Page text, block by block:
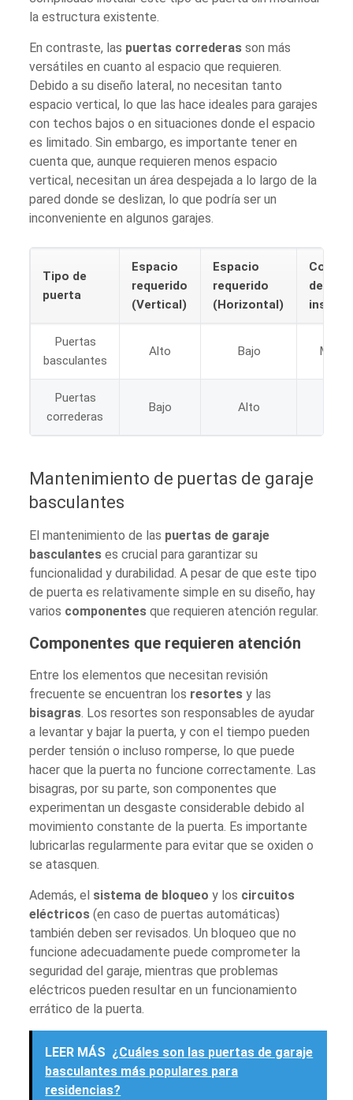
la estructura existente.
En contraste, las puertas correderas son más
versátiles en cuanto al espacio que requieren.
Debido a su diseño lateral, no necesitan tanto
espacio vertical, lo que las hace ideales para garajes
con techos bajos o en situaciones donde el espacio
es limitado. Sin embargo, es importante tener en
cuenta que, aunque requieren menos espacio
vertical, necesitan un área despejada a lo largo de la
pared donde se deslizan, lo que podría ser un
inconveniente en algunos garajes.
Tipo de
puerta
Espacio
requerido
(Vertical)
Espacio
requerido
(Horizontal)
de
Puertas
basculantes
Alto Bajo
Puertas
correderas
Bajo Alto
Mantenimiento de puertas de garaje
basculantes
El mantenimiento de las puertas de garaje
basculantes es crucial para garantizar su
funcionalidad y durabilidad. A pesar de que este tipo
de puerta es relativamente simple en su diseño, hay
varios componentes que requieren atención regular.
Componentes que requieren atención
Entre los elementos que necesitan revisión
frecuente se encuentran los resortes y las
bisagras. Los resortes son responsables de ayudar
a levantar y bajar la puerta, y con el tiempo pueden
perder tensión o incluso romperse, lo que puede
hacer que la puerta no funcione correctamente. Las
bisagras, por su parte, son componentes que
experimentan un desgaste considerable debido al
movimiento constante de la puerta. Es importante
lubricarlas regularmente para evitar que se oxiden o
se atasquen.
Además, el sistema de bloqueo y los circuitos
eléctricos (en caso de puertas automáticas)
también deben ser revisados. Un bloqueo que no
funcione adecuadamente puede comprometer la
seguridad del garaje, mientras que problemas
eléctricos pueden resultar en un funcionamiento
errático de la puerta.
LEER MÁS ¿Cuáles son las puertas de garaje
basculantes más populares para
residencias?